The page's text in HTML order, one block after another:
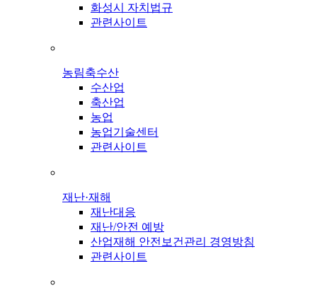
화성시 자치법규
관련사이트
농림축수산
수산업
축산업
농업
농업기술센터
관련사이트
재난·재해
재난대응
재난/안전 예방
산업재해 안전보건관리 경영방침
관련사이트